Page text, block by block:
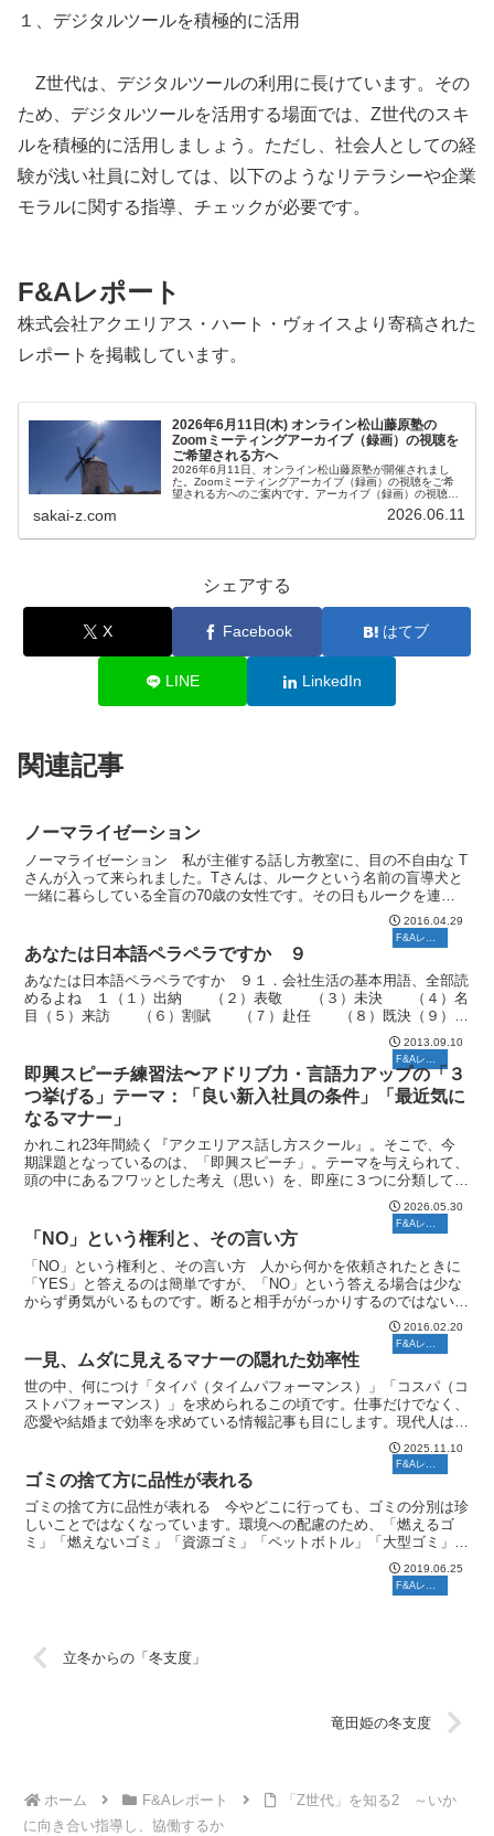
１、デジタルツールを積極的に活用
Z世代は、デジタルツールの利用に長けています。その
ため、デジタルツールを活用する場面では、Z世代のスキ
ルを積極的に活用しましょう。ただし、社会人としての経
験が浅い社員に対しては、以下のようなリテラシーや企業
モラルに関する指導、チェックが必要です。
F&Aレポート
株式会社アクエリアス・ハート・ヴォイスより寄稿された
レポートを掲載しています。
2026年6月11日(木) オンライン松山藤原塾の
Zoomミーティングアーカイブ（録画）の視聴を
ご希望される方へ
2026年6月11日、オンライン松山藤原塾が開催されまし
た。Zoomミーティングアーカイブ（録画）の視聴をご希
望される方へのご案内です。アーカイブ（録画）の視聴を
sakai-z.com 2026.06.11
シェアする
X Facebook はてブ
LINE LinkedIn
関連記事
ノーマライゼーション
ノーマライゼーション 私が主催する話し方教室に、目の不自由な T
さんが入って来られました。Tさんは、ルークという名前の盲導犬と
一緒に暮らしている全盲の70歳の女性です。その日もルークを連れ
て教室に入って来られました。私は目の不自由な人がなぜ...2016.04.29
F&Aレポート
あなたは日本語ペラペラですか ９
あなたは日本語ペラペラですか ９１．会社生活の基本用語、全部読
めるよね １（１）出納 （２）表敬 （３）未決 （４）名
目（５）来訪 （６）割賦 （７）赴任 （８）既決（９）相
2013.09.10
即興スピーチ練習法〜アドリブ力・言語力アップの「３
つ挙げる」テーマ：「良い新入社員の条件」「最近気に
なるマナー」
かれこれ23年間続く『アクエリアス話し方スクール』。そこで、今
期課題となっているのは、「即興スピーチ」。テーマを与えられて、
頭の中にあるフワッとした考え（思い）を、即座に３つに分類して言
語化するというゲーム感覚のトレーニングが、意外に難しく...2026.05.30
「NO」という権利と、その言い方
「NO」という権利と、その言い方 人から何かを依頼されたときに
「YES」と答えるのは簡単ですが、「NO」という答える場合は少な
からず勇気がいるものです。断ると相手ががっかりするのではない
か、嫌われるのではないか、人間関係が悪くなりはしないか...2016.02.20
F&Aレポート
一見、ムダに見えるマナーの隠れた効率性
世の中、何につけ「タイパ（タイムパフォーマンス）」「コスパ（コ
ストパフォーマンス）」を求められるこの頃です。仕事だけでなく、
恋愛や結婚まで効率を求めている情報記事も目にします。現代人はち
ょっとでも効率が悪いと感じると、ひどく損をした気分にな...2025.11.10
F&Aレポート
ゴミの捨て方に品性が表れる
ゴミの捨て方に品性が表れる 今やどこに行っても、ゴミの分別は珍
しいことではなくなっています。環境への配慮のため、「燃えるゴ
ミ」「燃えないゴミ」「資源ゴミ」「ペットボトル」「大型ゴミ」そ
の他、地域によって細かい規定が設定されているところもあり...2019.06.25
立冬からの「冬支度」
竜田姫の冬支度
ホーム F&Aレポート
「Z世代」を知る2 ～いか
に向き合い指導し、協働するか